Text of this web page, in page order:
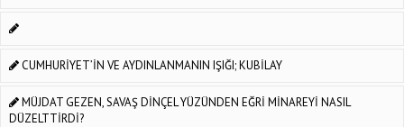
CUMHURİYET’İN VE AYDINLANMANIN IŞIĞI; KUBİLAY
MÜJDAT GEZEN, SAVAŞ DİNÇEL YÜZÜNDEN EĞRİ MİNAREYİ NASIL
DÜZELTTİRDİ?